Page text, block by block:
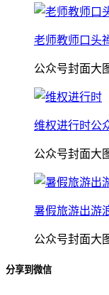
老师教师口头
公众号封面大
维权进行时公
公众号封面大
暑假旅游出游
公众号封面大
分享到微信